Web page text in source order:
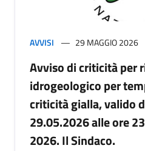
AVVISI 29 MAGGIO 2026
Avviso di criticità per
idrogeologico per
criticità gialla, valido
29.05.2026 alle ore
2026. Il Sindaco.